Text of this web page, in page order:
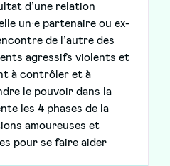
d’une relation
un·e partenaire ou ex-
de l’autre des
agressifs violents et
à contrôler et à
le pouvoir dans la
les 4 phases de la
amoureuses et
pour se faire aider